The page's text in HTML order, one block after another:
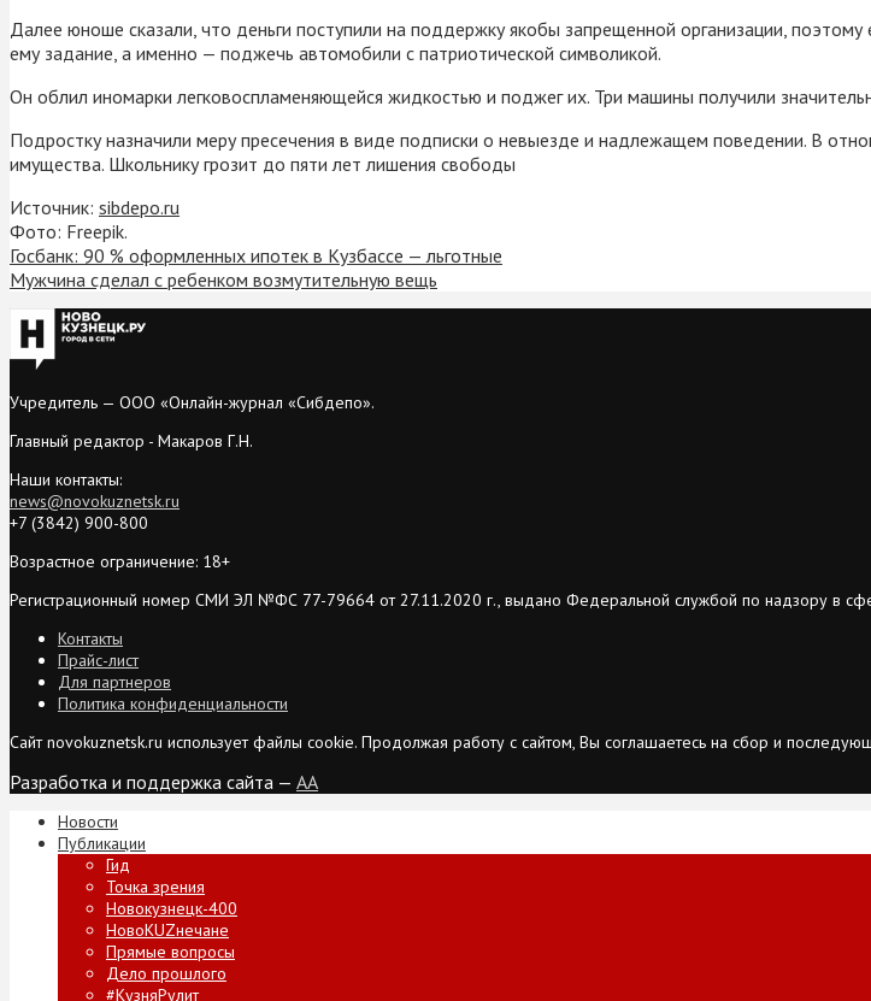
Далее юноше сказали, что деньги поступили на поддержку якобы запрещенной организации,
ему задание, а именно — поджечь автомобили с патриотической символикой.
Он облил иномарки легковоспламеняющейся жидкостью и поджег их. Три машины получили
Подростку назначили меру пресечения в виде подписки о невыезде и надлежащем поведении. В
имущества. Школьнику грозит до пяти лет лишения свободы
Источник: sibdepo.ru
Фото: Freepik.
Госбанк: 90 % оформленных ипотек в Кузбассе — льготные
Мужчина сделал с ребенком возмутительную вещь
Учредитель — ООО «Онлайн-журнал «Сибдепо».
Главный редактор - Макаров Г.Н.
Наши контакты:
news@novokuznetsk.ru
+7 (3842) 900-800
Возрастное ограничение: 18+
Регистрационный номер СМИ ЭЛ №ФС 77-79664 от 27.11.2020 г., выдано Федеральной службой по надзору в
Контакты
Прайс-лист
Для партнеров
Политика конфиденциальности
Сайт novokuznetsk.ru использует файлы cookie. Продолжая работу с сайтом, Вы соглашаетесь на сбор и
Разработка и поддержка сайта — AA
Новости
Публикации
Гид
Точка зрения
Новокузнецк-400
НовоKUZнечане
Прямые вопросы
Дело прошлого
#КузняРулит